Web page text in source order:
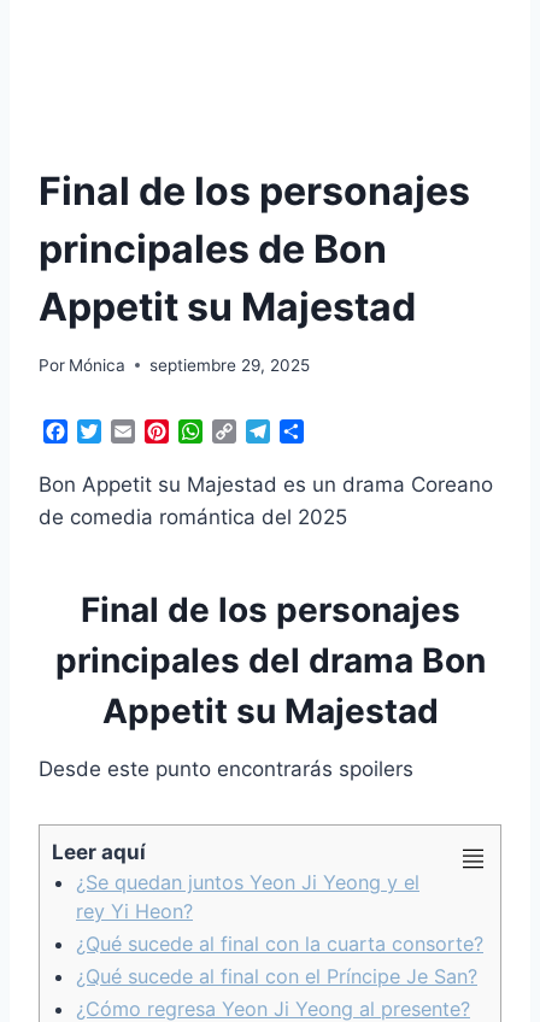
Final de los personajes
principales de Bon
Appetit su Majestad
Por Mónica septiembre 29, 2025
c
b
i
t
a
i
l
n
e
s
t
W
a
t
s
p
C
p
L
k
l
e
g
m
m
p
a
i
r
Bon Appetit su Majestad es un drama Coreano
de comedia romántica del 2025
Final de los personajes
principales del drama Bon
Appetit su Majestad
Desde este punto encontrarás spoilers
Leer aquí
¿Se quedan juntos Yeon Ji Yeong y el
rey Yi Heon?
¿Qué sucede al final con la cuarta consorte?
¿Qué sucede al final con el Príncipe Je San?
¿Cómo regresa Yeon Ji Yeong al presente?